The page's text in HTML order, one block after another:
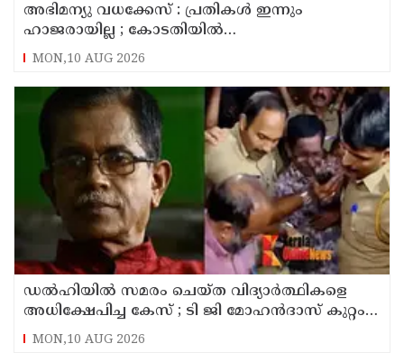
അഭിമന്യു വധക്കേസ് : പ്രതികൾ ഇന്നും
ഹാജരായില്ല ; കോടതിയിൽ
മാധ്യമപ്രവർത്തകരുള്ളതിനാൽ ഹാജരാകാൻ
ബുദ്ധിമുട്ടെന്ന് പ്രതികൾ
MON,10 AUG 2026
ഡൽഹിയിൽ സമരം ചെയ്ത വിദ്യാർത്ഥികളെ
അധിക്ഷേപിച്ച കേസ് ; ടി ജി മോഹൻദാസ് കുറ്റം
സമ്മതിച്ചു
MON,10 AUG 2026